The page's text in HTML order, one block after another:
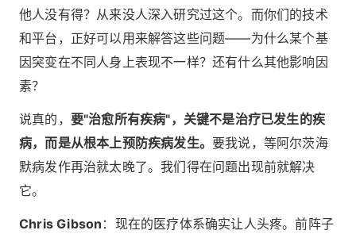
他人没有得？从来没人深入研究过这个。而你们的技术
和平台，正好可以用来解答这些问题——为什么某个基
因突变在不同人身上表现不一样？还有什么其他影响因
素？
说真的， 要"治愈所有疾病"，关键不是治疗已发生的疾
病，而是从根本上预防疾病发生。 要我说，等阿尔茨海
默病发作再治就太晚了。我们得在问题出现前就解决
它。
Chris Gibson ：现在的医疗体系确实让人头疼。前阵子